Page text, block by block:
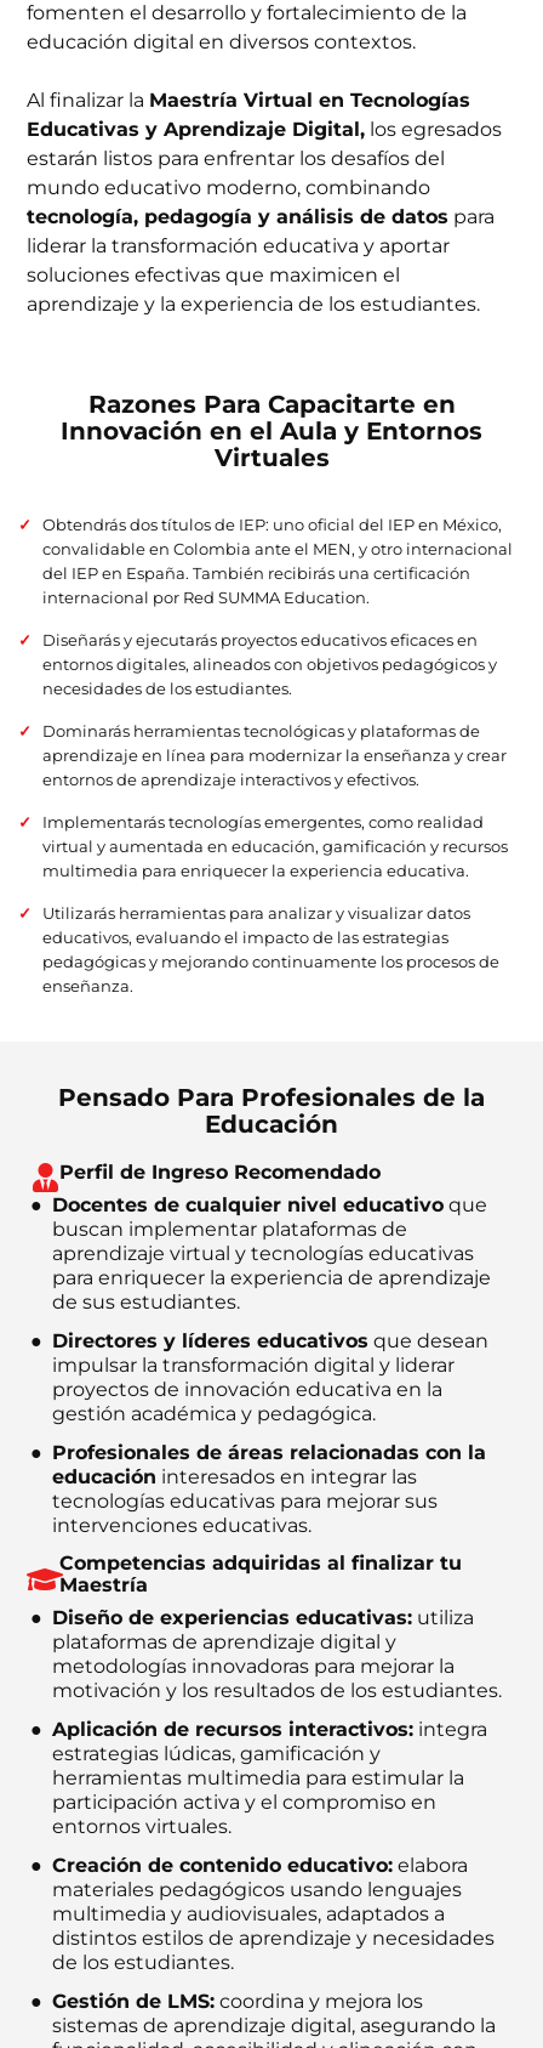
fomenten el desarrollo y fortalecimiento de la
educación digital en diversos contextos.
Al finalizar la Maestría Virtual en Tecnologías
Educativas y Aprendizaje Digital, los egresados
estarán listos para enfrentar los desafíos del
mundo educativo moderno, combinando
tecnología, pedagogía y análisis de datos para
liderar la transformación educativa y aportar
soluciones efectivas que maximicen el
aprendizaje y la experiencia de los estudiantes.
Razones Para Capacitarte en
Innovación en el Aula y Entornos
Virtuales
Obtendrás dos títulos de IEP: uno oficial del IEP en México,
convalidable en Colombia ante el MEN, y otro internacional
del IEP en España. También recibirás una certificación
internacional por Red SUMMA Education.
Diseñarás y ejecutarás proyectos educativos eficaces en
entornos digitales, alineados con objetivos pedagógicos y
necesidades de los estudiantes.
Dominarás herramientas tecnológicas y plataformas de
aprendizaje en línea para modernizar la enseñanza y crear
entornos de aprendizaje interactivos y efectivos.
Implementarás tecnologías emergentes, como realidad
virtual y aumentada en educación, gamificación y recursos
multimedia para enriquecer la experiencia educativa.
Utilizarás herramientas para analizar y visualizar datos
educativos, evaluando el impacto de las estrategias
pedagógicas y mejorando continuamente los procesos de
enseñanza.
Pensado Para Profesionales de la
Educación
Perfil de Ingreso Recomendado
Docentes de cualquier nivel educativo que
buscan implementar plataformas de
aprendizaje virtual y tecnologías educativas
para enriquecer la experiencia de aprendizaje
de sus estudiantes.
Directores y líderes educativos que desean
impulsar la transformación digital y liderar
proyectos de innovación educativa en la
gestión académica y pedagógica.
Profesionales de áreas relacionadas con la
educación interesados en integrar las
tecnologías educativas para mejorar sus
intervenciones educativas.
Competencias adquiridas al finalizar tu
Maestría
Diseño de experiencias educativas: utiliza
plataformas de aprendizaje digital y
metodologías innovadoras para mejorar la
motivación y los resultados de los estudiantes.
Aplicación de recursos interactivos: integra
estrategias lúdicas, gamificación y
herramientas multimedia para estimular la
participación activa y el compromiso en
entornos virtuales.
Creación de contenido educativo: elabora
materiales pedagógicos usando lenguajes
multimedia y audiovisuales, adaptados a
distintos estilos de aprendizaje y necesidades
de los estudiantes.
Gestión de LMS: coordina y mejora los
sistemas de aprendizaje digital, asegurando la